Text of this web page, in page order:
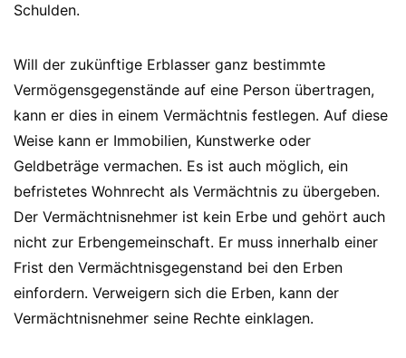
Schulden.
Will der zukünftige Erblasser ganz bestimmte
Vermögensgegenstände auf eine Person übertragen,
kann er dies in einem Vermächtnis festlegen. Auf diese
Weise kann er Immobilien, Kunstwerke oder
Geldbeträge vermachen. Es ist auch möglich, ein
befristetes Wohnrecht als Vermächtnis zu übergeben.
Der Vermächtnisnehmer ist kein Erbe und gehört auch
nicht zur Erbengemeinschaft. Er muss innerhalb einer
Frist den Vermächtnisgegenstand bei den Erben
einfordern. Verweigern sich die Erben, kann der
Vermächtnisnehmer seine Rechte einklagen.